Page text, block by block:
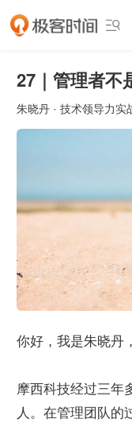

27｜管理者不
朱晓丹 · 技术领导力实
你好，我是朱晓丹
摩西科技经过三年
人。在管理团队的